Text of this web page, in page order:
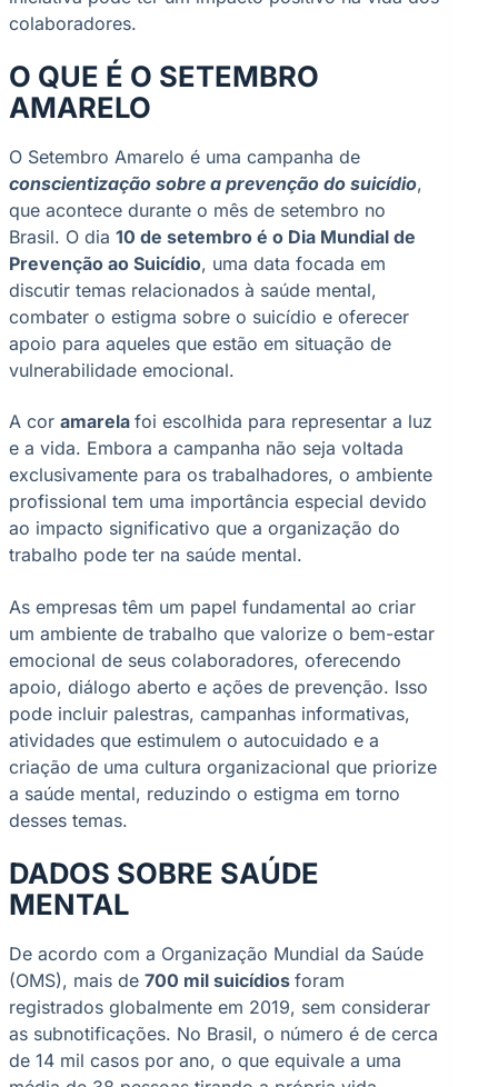
colaboradores.
O QUE É O SETEMBRO
AMARELO
O Setembro Amarelo é uma campanha de
conscientização sobre a prevenção do suicídio,
que acontece durante o mês de setembro no
Brasil. O dia 10 de setembro é o Dia Mundial de
Prevenção ao Suicídio, uma data focada em
discutir temas relacionados à saúde mental,
combater o estigma sobre o suicídio e oferecer
apoio para aqueles que estão em situação de
vulnerabilidade emocional.
A cor amarela foi escolhida para representar a luz
e a vida. Embora a campanha não seja voltada
exclusivamente para os trabalhadores, o ambiente
profissional tem uma importância especial devido
ao impacto significativo que a organização do
trabalho pode ter na saúde mental.
As empresas têm um papel fundamental ao criar
um ambiente de trabalho que valorize o bem-estar
emocional de seus colaboradores, oferecendo
apoio, diálogo aberto e ações de prevenção. Isso
pode incluir palestras, campanhas informativas,
atividades que estimulem o autocuidado e a
criação de uma cultura organizacional que priorize
a saúde mental, reduzindo o estigma em torno
desses temas.
DADOS SOBRE SAÚDE
MENTAL
De acordo com a Organização Mundial da Saúde
(OMS), mais de 700 mil suicídios foram
registrados globalmente em 2019, sem considerar
as subnotificações. No Brasil, o número é de cerca
de 14 mil casos por ano, o que equivale a uma